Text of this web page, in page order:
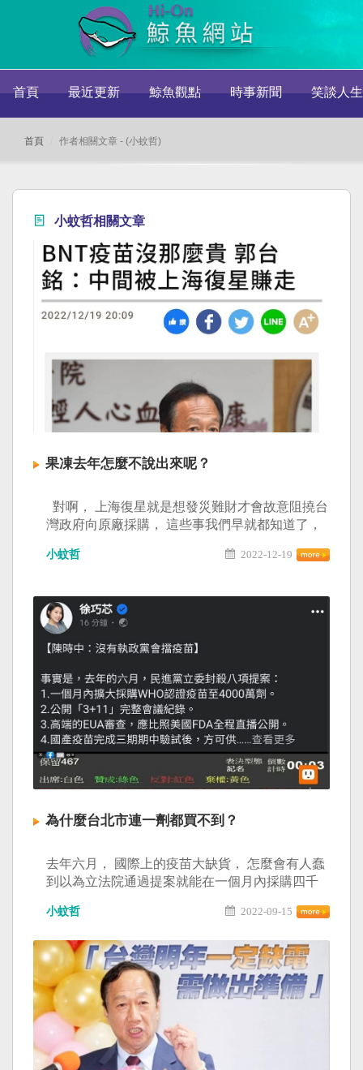
首頁 最近更新 鯨魚觀點 時事新聞 笑談人生
首頁 作者相關文章 - (小蚊哲)
小蚊哲相關文章
果凍去年怎麼不說出來呢？
對啊， 上海復星就是想發災難財才會故意阻撓台
灣政府向原廠採購， 這些事我們早就都知道了，
刻都在打壓台灣
小蚊哲 2022-12-19
為什麼台北市連一劑都買不到？
去年六月， 國際上的疫苗大缺貨， 怎麼會有人蠢
到以為立法院通過提案就能在一個月內採購四千
28億預算採購疫苗， 北市市議會也同意這筆預
就能採購到疫苗， 為什麼台北市連一劑都買不
到？ 徐巧芯講話要用點腦子啦， 惡意帶風向只會
讓人覺得妳是非常不入流的政客而已。 #巧芯巧芯
好噁心
小蚊哲 2022-09-15